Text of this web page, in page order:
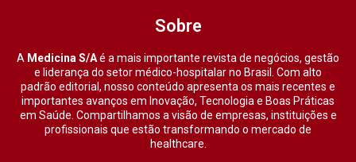
Sobre
A Medicina S/Aé a mais importante revista de negócios, gestão
e liderança do setor médico-hospitalar no Brasil. Com alto
padrão editorial, nosso conteúdo apresenta os mais recentes e
importantes avanços em Inovação, Tecnologia e Boas Práticas
em Saúde. Compartilhamos a visão de empresas, instituições e
profissionais que estão transformando o mercado de
healthcare.